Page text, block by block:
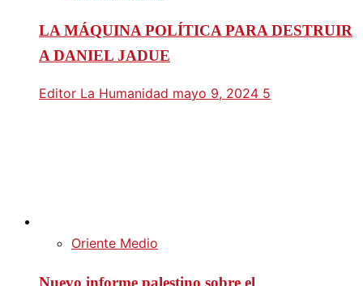
LA MÁQUINA POLÍTICA PARA DESTRUIR
A DANIEL JADUE
Editor La Humanidad mayo 9, 2024 5
Oriente Medio
Nuevo informe palestino sobre el